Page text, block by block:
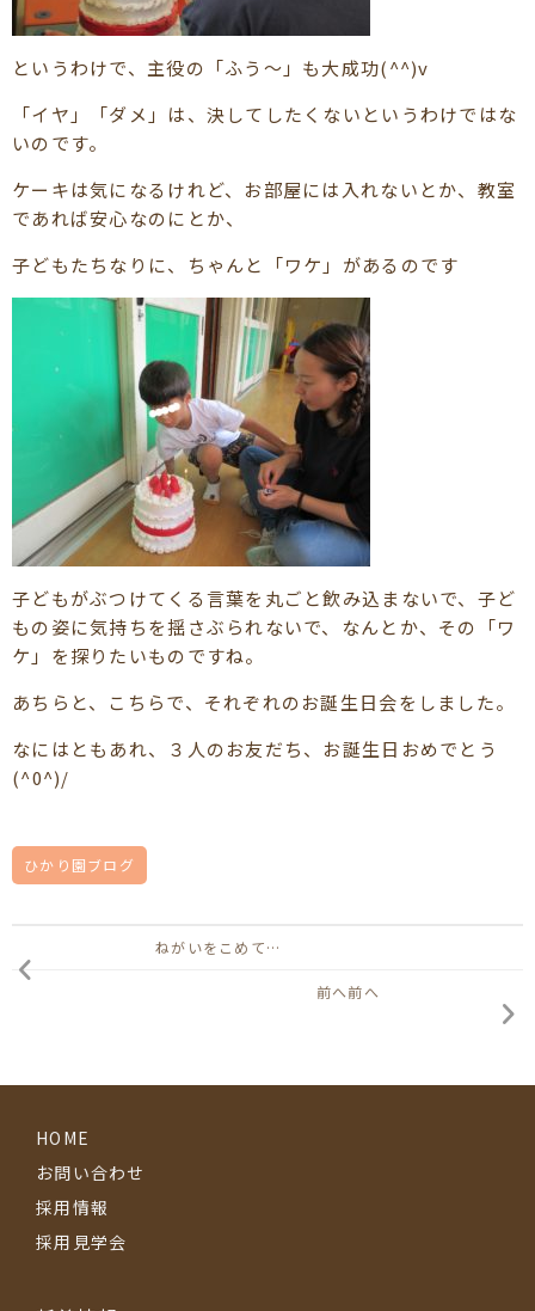
というわけで、主役の「ふう～」も大成功(^^)v
「イヤ」「ダメ」は、決してしたくないというわけではな
いのです。
ケーキは気になるけれど、お部屋には入れないとか、教室
であれば安心なのにとか、
子どもたちなりに、ちゃんと「ワケ」があるのです
子どもがぶつけてくる言葉を丸ごと飲み込まないで、子ど
もの姿に気持ちを揺さぶられないで、なんとか、その「ワ
ケ」を探りたいものですね。
あちらと、こちらで、それぞれのお誕生日会をしました。
なにはともあれ、３人のお友だち、お誕生日おめでとう
(^0^)/
ひかり園ブログ
ねがいをこめて…
前へ前へ
HOME
お問い合わせ
採用情報
採用見学会